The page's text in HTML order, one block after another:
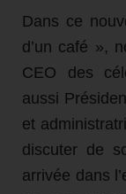
Dans ce
d’un café »,
CEO des
aussi
et
discuter de
arrivée dans